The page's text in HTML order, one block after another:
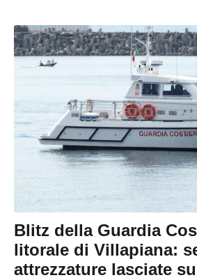
Blitz della Guardia
litorale di Villapiana:
attrezzature lasciate